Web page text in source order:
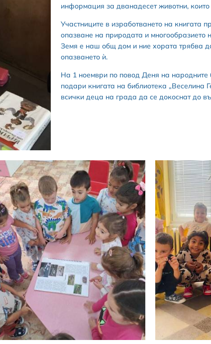
информация за дванадесет животни,
Участниците в изработването на книгата
опазване на природата и многообразието
Земя е наш общ дом и ние хората трябва
опазването ѝ.
На 1 ноември по повод Деня на народните
подари книгата на библиотека „Веселина
всички деца на града да се докоснат до